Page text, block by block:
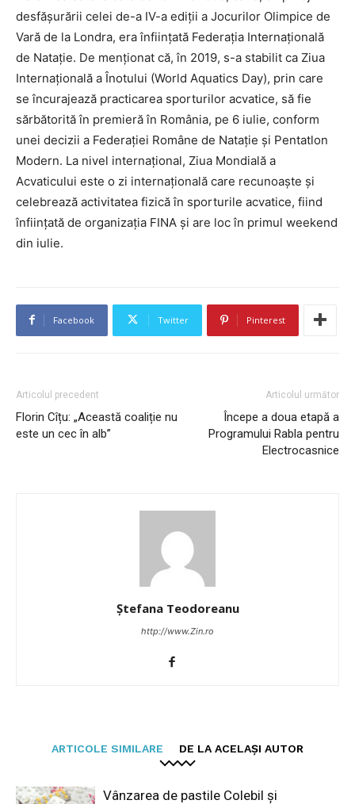
desfășurării celei de-a IV-a ediții a Jocurilor Olimpice de
Vară de la Londra, era înființată Federația Internațională
de Natație. De menționat că, în 2019, s-a stabilit ca Ziua
Internaţională a Înotului (World Aquatics Day), prin care
se încurajează practicarea sporturilor acvatice, să fie
sărbătorită în premieră în România, pe 6 iulie, conform
unei decizii a Federaţiei Române de Nataţie şi Pentatlon
Modern. La nivel internațional, Ziua Mondială a
Acvaticului este o zi internațională care recunoaște și
celebrează activitatea fizică în sporturile acvatice, fiind
înființată de organizația FINA și are loc în primul weekend
din iulie.
Facebook Twitter Pinterest
Articolul precedent
Florin Cîțu: „Această coaliție nu
este un cec în alb”
Articolul următor
Începe a doua etapă a
Programului Rabla pentru
Electrocasnice
Ștefana Teodoreanu
http://www.Zin.ro
ARTICOLE SIMILARE DE LA ACELAȘI AUTOR
Vânzarea de pastile Colebil și